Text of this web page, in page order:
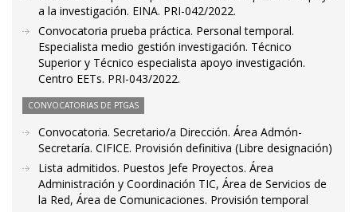
a la investigación. EINA. PRI-042/2022.
Convocatoria prueba práctica. Personal temporal.
Especialista medio gestión investigación. Técnico
Superior y Técnico especialista apoyo investigación.
Centro EETs. PRI-043/2022.
CONVOCATORIAS DE PTGAS
Convocatoria. Secretario/a Dirección. Área Admón-
Secretaría. CIFICE. Provisión definitiva (Libre designación)
Lista admitidos. Puestos Jefe Proyectos. Área
Administración y Coordinación TIC, Área de Servicios de
la Red, Área de Comunicaciones. Provisión temporal